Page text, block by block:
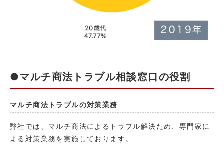
●マルチ商法トラブル相談窓口の役割
マルチ商法トラブルの対策業務
弊社では、マルチ商法によるトラブル解決ため、専門家に
よる対策業務を実施しております。